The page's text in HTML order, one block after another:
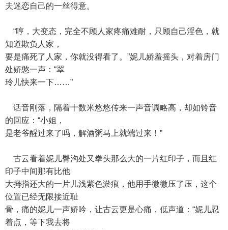
夫迷恋自己的一丝得意。
“哼，大变态，完全不顾人家疼痛难耐，只顾自己淫色，就
知道欺负人家，
要是痛死了人家，你就没得看了。”妮儿娇羞摇头，对着房门
处娇憨一声：“翠
玲儿快来一下……”
话音刚落，隔着十数米悠悠传来一声音调略高，却如铃音
的回应：“小姐，
是老爷醒过来了吗，解酒粥马上就端过来！”
古云看着妮儿臀沟处又拳头那么大的一片红印子，而且红
印子中间那有比他
大拇指还大的一片儿浅紫色淤痕，他用手微微压了压，这个
位置已经无限接近耻
骨，痛的妮儿一声娇吟，让古云更是心痛，低声道：“妮儿忍
着点，等下我去将